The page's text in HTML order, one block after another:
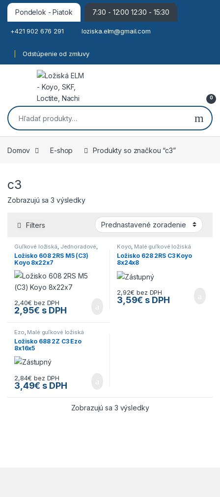
Pondelok - Piatok 7:30 - 12:00 12:30 - 15:30
+421 902 676 291 loziska.elm@gmail.com
Odstúpenie od zmluvy
0
Hľadať:
Domov E-shop Produkty so značkou “c3”
c3
Zobrazujú sa 3 výsledky
Filters
Guľkové ložiská, Jednoradové,
Koyo , Malé guľkové ložiská
Ložisko 608 2RS M5 (C3)
Koyo 8x22x7
2,40€ bez DPH
2,95€ s DPH
Koyo, Malé guľkové ložiská
Ložisko 628 2RS C3 Koyo
8x24x8
2,92€ bez DPH
3,59€ s DPH
Ezo, Malé guľkové ložiská
Ložisko 688 2Z C3 Ezo
8x16x5
2,84€ bez DPH
3,49€ s DPH
Zobrazujú sa 3 výsledky